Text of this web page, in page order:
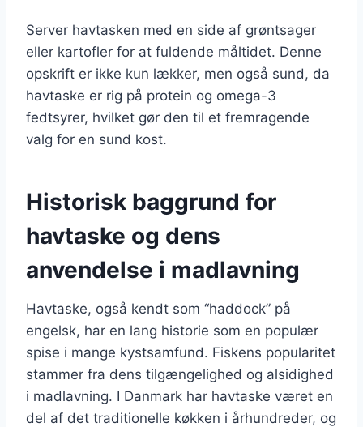
Server havtasken med en side af grøntsager
eller kartofler for at fuldende måltidet. Denne
opskrift er ikke kun lækker, men også sund, da
havtaske er rig på protein og omega-3
fedtsyrer, hvilket gør den til et fremragende
valg for en sund kost.
Historisk baggrund for
havtaske og dens
anvendelse i madlavning
Havtaske, også kendt som “haddock” på
engelsk, har en lang historie som en populær
spise i mange kystsamfund. Fiskens popularitet
stammer fra dens tilgængelighed og alsidighed
i madlavning. I Danmark har havtaske været en
del af det traditionelle køkken i århundreder, og